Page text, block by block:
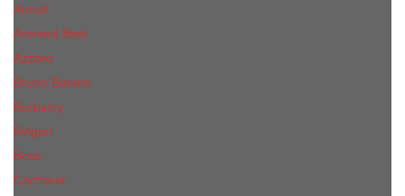
Armaf
Armand Basi
Azzaro
Bruno Banani
Burberry
Bvlgari
Boss
Cacharel